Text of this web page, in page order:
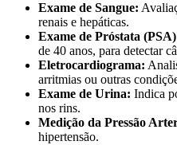
Exame de Sangue:
renais e hepáticas.
Exame de Próstata
de 40 anos, para detectar
Eletrocardiograma:
arritmias ou outras
Exame de Urina: Indica
nos rins.
Medição da Pressão
hipertensão.